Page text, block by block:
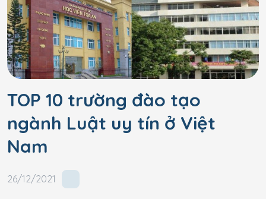
TOP 10 trường đào tạo
ngành Luật uy tín ở Việt
Nam
26/12/2021